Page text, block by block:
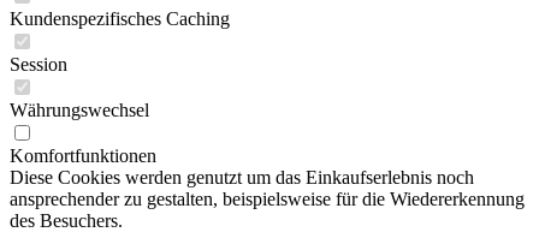
Kundenspezifisches Caching
Session
Währungswechsel
Komfortfunktionen
Diese Cookies werden genutzt um das Einkaufserlebnis noch
ansprechender zu gestalten, beispielsweise für die Wiedererkennung
des Besuchers.